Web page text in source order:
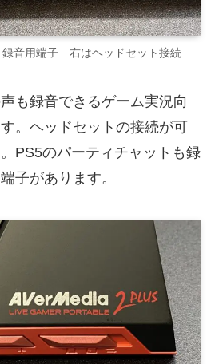
録音用端子 右はヘッドセット接続
も録音できるゲーム実況向
。ヘッドセットの接続が可
PS5のパーティチャットも録
子があります。